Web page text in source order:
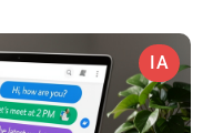
IA